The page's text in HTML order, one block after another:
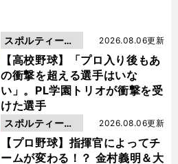
【高校野球】「プロ入り後もあ
の衝撃を超える選手はいな
い」。PL学園トリオが衝撃を受
けた選手
2026.08.06更新
スポルティーバ
動画
【プロ野球】指揮官によってチ
ームが変わる！？ 金村義明＆大
2026.08.06更新
スポルティーバ
動画